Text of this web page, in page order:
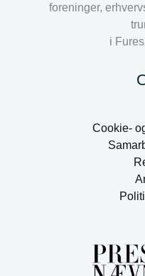
foreninger,
i
Cookie-